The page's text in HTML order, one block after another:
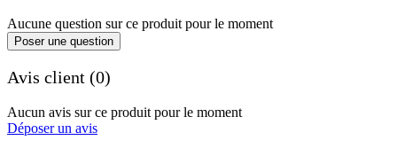
Aucune question sur ce produit pour le moment
Poser une question
Avis client (0)
Aucun avis sur ce produit pour le moment
Déposer un avis